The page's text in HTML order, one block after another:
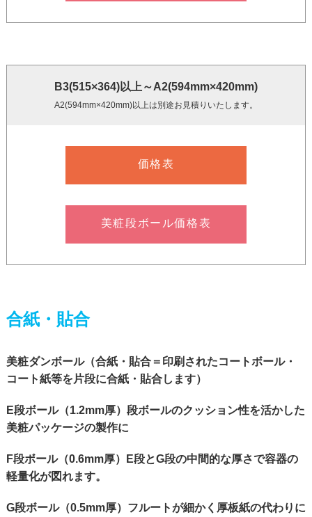
B3(515×364)以上～A2(594mm×420mm)
A2(594mm×420mm)以上は別途お見積りいたします。
価格表
美粧段ボール価格表
合紙・貼合
美粧ダンボール（合紙・貼合＝印刷されたコートボール・
コート紙等を片段に合紙・貼合します）
E段ボール（1.2mm厚）段ボールのクッション性を活かした
美粧パッケージの製作に
F段ボール（0.6mm厚）E段とG段の中間的な厚さで容器の
軽量化が図れます。
G段ボール（0.5mm厚）フルートが細かく厚板紙の代わりに